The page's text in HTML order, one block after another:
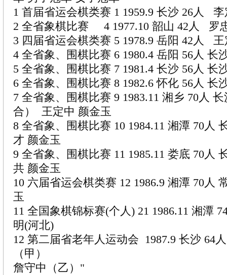
1 首届省运会棋类赛 1 1959.9 长沙 26人
2 全省象棋比赛 4 1977.10 韶山 42人 罗
3 四届省运会棋类赛 5 1978.9 岳阳 42人
4 全省象、围棋比赛 6 1980.4 岳阳 56人
5 全省象、围棋比赛 7 1981.4 长沙 56人
6 全省象、围棋比赛 8 1982.6 怀化 56人
7 全省象、围棋比赛 9 1983.11 湘乡 70人
合） 王定中 颜金玉
8 全省象、围棋比赛 10 1984.11 湘潭 70人
才 颜金玉
9 全省象、围棋比赛 11 1985.11 娄底 70人
共 颜金玉
10 六届省运会棋类赛 12 1986.9 湘潭 70人
玉
11 全国象棋锦标赛(个人) 21 1986.11 湘潭
明(河北)
12 第二届省老年人运动会 1987.9 长沙 64
（甲）
詹守中（乙）"